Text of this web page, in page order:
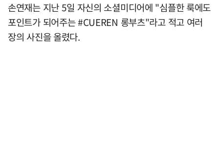
손연재는 지난 5일 자신의 소셜미디어에 "심플한 룩에도
포인트가 되어주는 #CUEREN 롱부츠"라고 적고 여러
장의 사진을 올렸다.